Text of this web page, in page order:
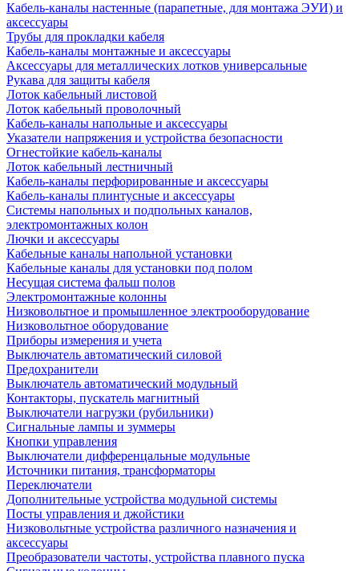
Кабель-каналы настенные (парапетные, для монтажа ЭУИ) и
аксессуары
Трубы для прокладки кабеля
Кабель-каналы монтажные и аксессуары
Аксессуары для металлических лотков универсальные
Рукава для защиты кабеля
Лоток кабельный листовой
Лоток кабельный проволочный
Кабель-каналы напольные и аксессуары
Указатели напряжения и устройства безопасности
Огнестойкие кабель-каналы
Лоток кабельный лестничный
Кабель-каналы перфорированные и аксессуары
Кабель-каналы плинтусные и аксессуары
Системы напольных и подпольных каналов,
электромонтажных колон
Лючки и аксессуары
Кабельные каналы напольной установки
Кабельные каналы для установки под полом
Несущая система фальш полов
Электромонтажные колонны
Низковольтное и промышленное электрооборудование
Низковольтное оборудование
Приборы измерения и учета
Выключатель автоматический силовой
Предохранители
Выключатель автоматический модульный
Контакторы, пускатель магнитный
Выключатели нагрузки (рубильники)
Сигнальные лампы и зуммеры
Кнопки управления
Выключатели дифференцальные модульные
Источники питания, трансформаторы
Переключатели
Дополнительные устройства модульной системы
Посты управления и джойстики
Низковольтные устройства различного назначения и
аксессуары
Преобразователи частоты, устройства плавного пуска